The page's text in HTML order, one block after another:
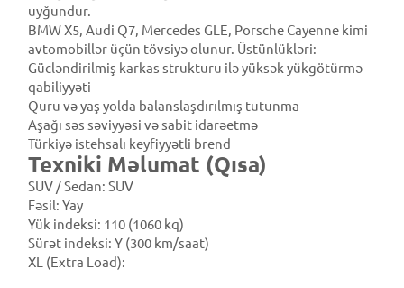
uyğundur.
BMW X5, Audi Q7, Mercedes GLE, Porsche Cayenne kimi
avtomobillər üçün tövsiyə olunur. Üstünlükləri:
Gücləndirilmiş karkas strukturu ilə yüksək yükgötürmə
qabiliyyəti
Quru və yaş yolda balanslaşdırılmış tutunma
Aşağı səs səviyyəsi və sabit idarəetmə
Türkiyə istehsalı keyfiyyətli brend
Texniki Məlumat (Qısa)
SUV / Sedan: SUV
Fəsil: Yay
Yük indeksi: 110 (1060 kq)
Sürət indeksi: Y (300 km/saat)
XL (Extra Load):